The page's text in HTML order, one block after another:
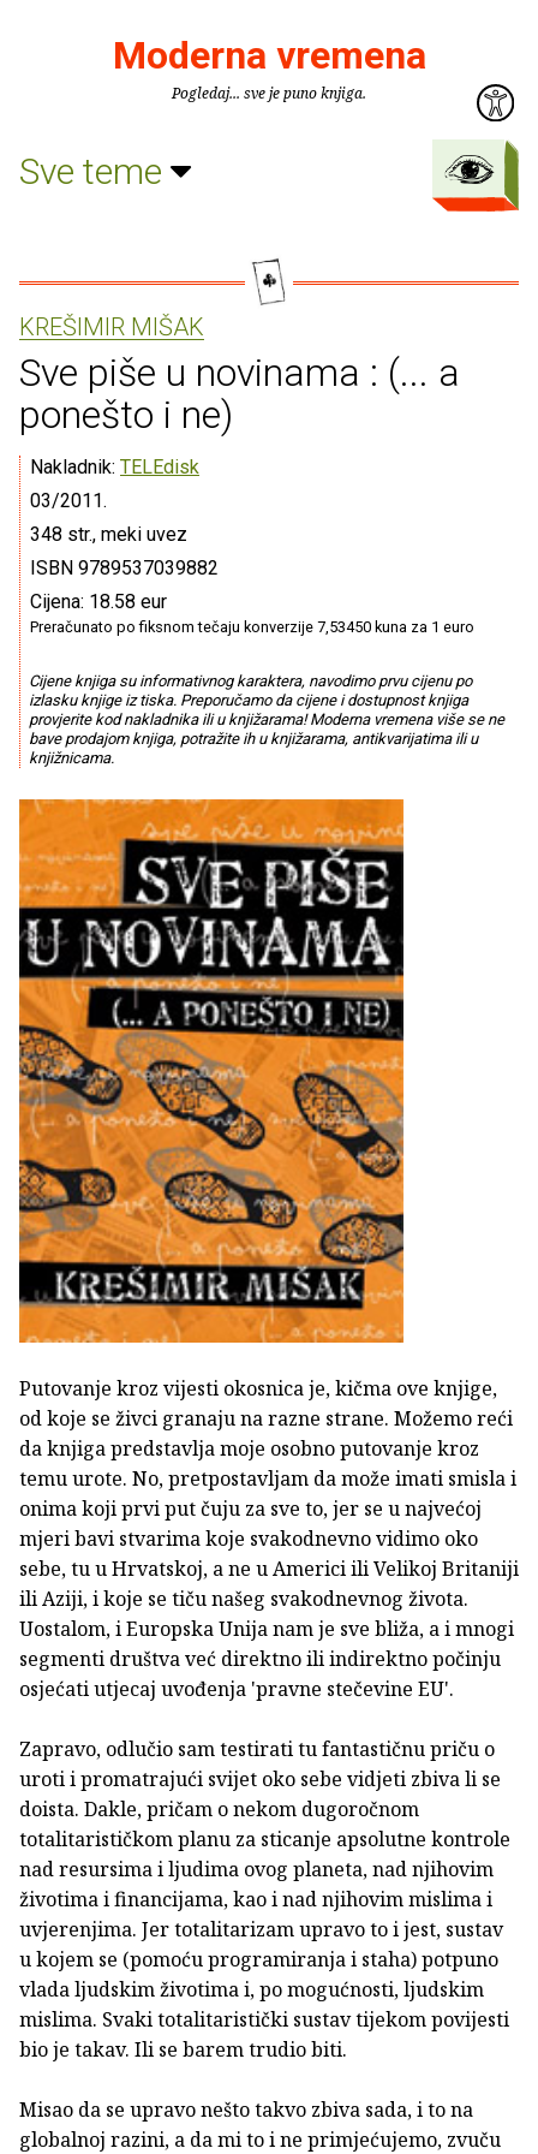
Moderna vremena
Pogledaj... sve je puno knjiga.
Sve teme
KREŠIMIR MIŠAK
Sve piše u novinama : (... a
ponešto i ne)
Nakladnik: TELEdisk
03/2011.
348 str., meki uvez
ISBN 9789537039882
Cijena: 18.58 eur
Preračunato po fiksnom tečaju konverzije 7,53450 kuna za 1 euro
Cijene knjiga su informativnog karaktera, navodimo prvu cijenu po
izlasku knjige iz tiska. Preporučamo da cijene i dostupnost knjiga
provjerite kod nakladnika ili u knjižarama! Moderna vremena više se ne
bave prodajom knjiga, potražite ih u knjižarama, antikvarijatima ili u
knjižnicama.
Putovanje kroz vijesti okosnica je, kičma ove knjige,
od koje se živci granaju na razne strane. Možemo reći
da knjiga predstavlja moje osobno putovanje kroz
temu urote. No, pretpostavljam da može imati smisla i
onima koji prvi put čuju za sve to, jer se u najvećoj
mjeri bavi stvarima koje svakodnevno vidimo oko
sebe, tu u Hrvatskoj, a ne u Americi ili Velikoj Britaniji
ili Aziji, i koje se tiču našeg svakodnevnog života.
Uostalom, i Europska Unija nam je sve bliža, a i mnogi
segmenti društva već direktno ili indirektno počinju
osjećati utjecaj uvođenja 'pravne stečevine EU'.
Zapravo, odlučio sam testirati tu fantastičnu priču o
uroti i promatrajući svijet oko sebe vidjeti zbiva li se
doista. Dakle, pričam o nekom dugoročnom
totalitarističkom planu za sticanje apsolutne kontrole
nad resursima i ljudima ovog planeta, nad njihovim
životima i financijama, kao i nad njihovim mislima i
uvjerenjima. Jer totalitarizam upravo to i jest, sustav
u kojem se (pomoću programiranja i staha) potpuno
vlada ljudskim životima i, po mogućnosti, ljudskim
mislima. Svaki totalitaristički sustav tijekom povijesti
bio je takav. Ili se barem trudio biti.
Misao da se upravo nešto takvo zbiva sada, i to na
globalnoj razini, a da mi to i ne primjećujemo, zvuču